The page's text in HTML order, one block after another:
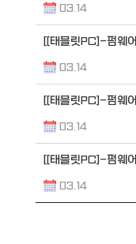
03.14
[[태블릿PC]-펌웨
03.14
[[태블릿PC]-펌웨
03.14
[[태블릿PC]-펌웨
03.14